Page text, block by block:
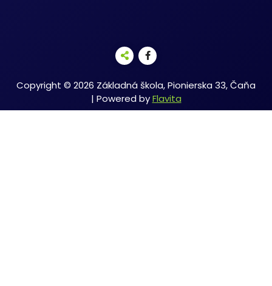
Copyright © 2026 Základná škola, Pionierska 33, Čaňa
| Powered byFlavita